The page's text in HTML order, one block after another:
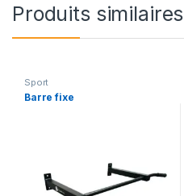
Produits similaires
Sport
Barre fixe